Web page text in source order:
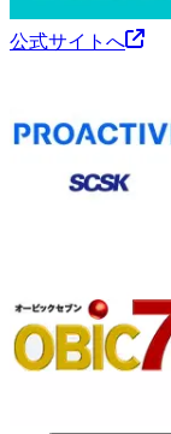
公式サイトへ